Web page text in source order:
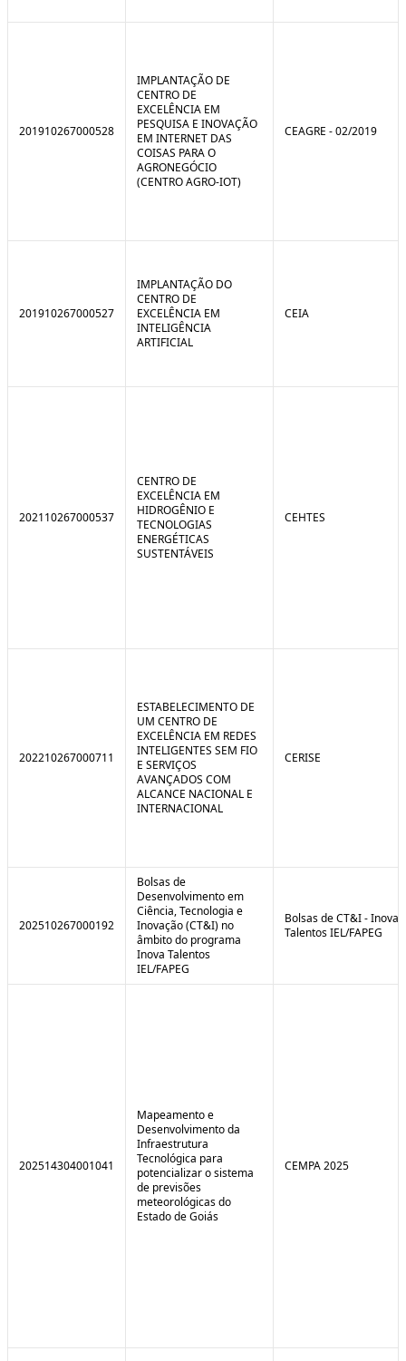
201910267000528
IMPLANTAÇÃO DE
CENTRO DE
EXCELÊNCIA EM
PESQUISA E INOVAÇÃO
EM INTERNET DAS
COISAS PARA O
AGRONEGÓCIO
(CENTRO AGRO-IOT)
CEAGRE - 02/2019
201910267000527
IMPLANTAÇÃO DO
CENTRO DE
EXCELÊNCIA EM
INTELIGÊNCIA
ARTIFICIAL
CEIA
202110267000537
CENTRO DE
EXCELÊNCIA EM
HIDROGÊNIO E
TECNOLOGIAS
ENERGÉTICAS
SUSTENTÁVEIS
CEHTES
202210267000711
ESTABELECIMENTO DE
UM CENTRO DE
EXCELÊNCIA EM REDES
INTELIGENTES SEM FIO
E SERVIÇOS
AVANÇADOS COM
ALCANCE NACIONAL E
INTERNACIONAL
CERISE
202510267000192
Bolsas de
Desenvolvimento em
Ciência, Tecnologia e
Inovação (CT&I) no
âmbito do programa
Inova Talentos
IEL/FAPEG
Bolsas de CT&I - Inova
Talentos IEL/FAPEG
202514304001041
Mapeamento e
Desenvolvimento da
Infraestrutura
Tecnológica para
potencializar o sistema
de previsões
meteorológicas do
Estado de Goiás
CEMPA 2025